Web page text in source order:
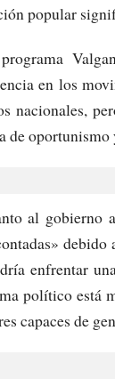
popular
en los
nacionales,
de
al gobierno
enfrentar
político está
capaces de